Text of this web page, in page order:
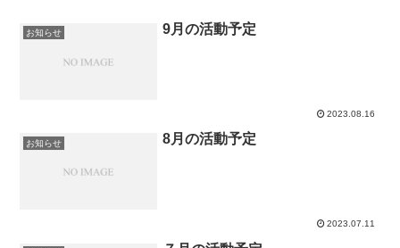
お知らせ 9月の活動予定
2023.08.16
お知らせ 8月の活動予定
2023.07.11